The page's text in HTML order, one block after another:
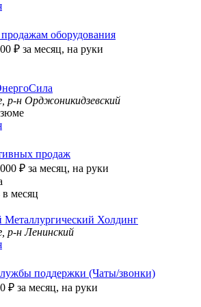
оборудования
₽ за месяц, на руки
р-н Орджоникидзевский
продаж
₽ за месяц, на руки
месяц
Металлургический Холдинг
р-н Ленинский
поддержки (Чаты/звонки)
₽ за месяц, на руки